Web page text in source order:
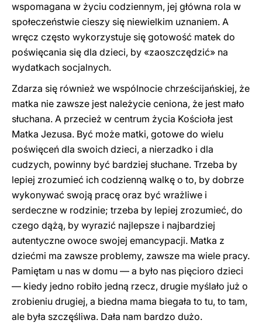
wspomagana w życiu codziennym, jej główna rola w
społeczeństwie cieszy się niewielkim uznaniem. A
wręcz często wykorzystuje się gotowość matek do
poświęcania się dla dzieci, by «zaoszczędzić» na
wydatkach socjalnych.
Zdarza się również we wspólnocie chrześcijańskiej, że
matka nie zawsze jest należycie ceniona, że jest mało
słuchana. A przecież w centrum życia Kościoła jest
Matka Jezusa. Być może matki, gotowe do wielu
poświęceń dla swoich dzieci, a nierzadko i dla
cudzych, powinny być bardziej słuchane. Trzeba by
lepiej zrozumieć ich codzienną walkę o to, by dobrze
wykonywać swoją pracę oraz być wrażliwe i
serdeczne w rodzinie; trzeba by lepiej zrozumieć, do
czego dążą, by wyrazić najlepsze i najbardziej
autentyczne owoce swojej emancypacji. Matka z
dziećmi ma zawsze problemy, zawsze ma wiele pracy.
Pamiętam u nas w domu — a było nas pięcioro dzieci
— kiedy jedno robiło jedną rzecz, drugie myślało już o
zrobieniu drugiej, a biedna mama biegała to tu, to tam,
ale była szczęśliwa. Dała nam bardzo dużo.